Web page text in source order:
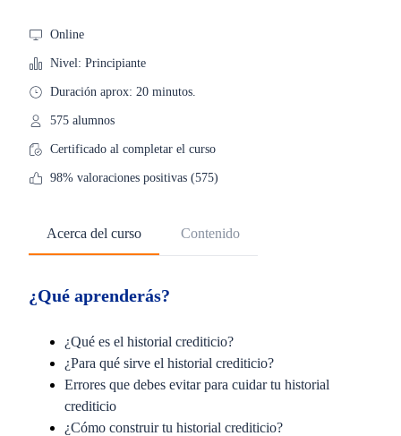
Online
Nivel: Principiante
Duración aprox: 20 minutos.
575 alumnos
Certificado al completar el curso
98% valoraciones positivas (575)
Acerca del curso Contenido
¿Qué aprenderás?
¿Qué es el historial crediticio?
¿Para qué sirve el historial crediticio?
Errores que debes evitar para cuidar tu historial
crediticio
¿Cómo construir tu historial crediticio?